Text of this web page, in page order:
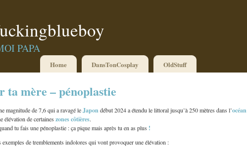
PAPA
Home DansTonCosplay OldStuff
ta mère – pénoplastie
magnitude de 7,6 qui a ravagé leJapondébut 2024 a étendu le littoral jusqu’à 250 mètres dans l’océan
élévation de certaineszones côtières.
tu fais une pénoplastie : ça pique mais après tu en as plus !
exemples de tremblements indolores qui vont provoquer une élévation :